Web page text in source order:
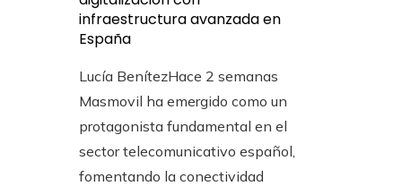
infraestructura avanzada en
España
Lucía BenítezHace 2 semanas
Masmovil ha emergido como un
protagonista fundamental en el
sector telecomunicativo español,
fomentando la conectividad